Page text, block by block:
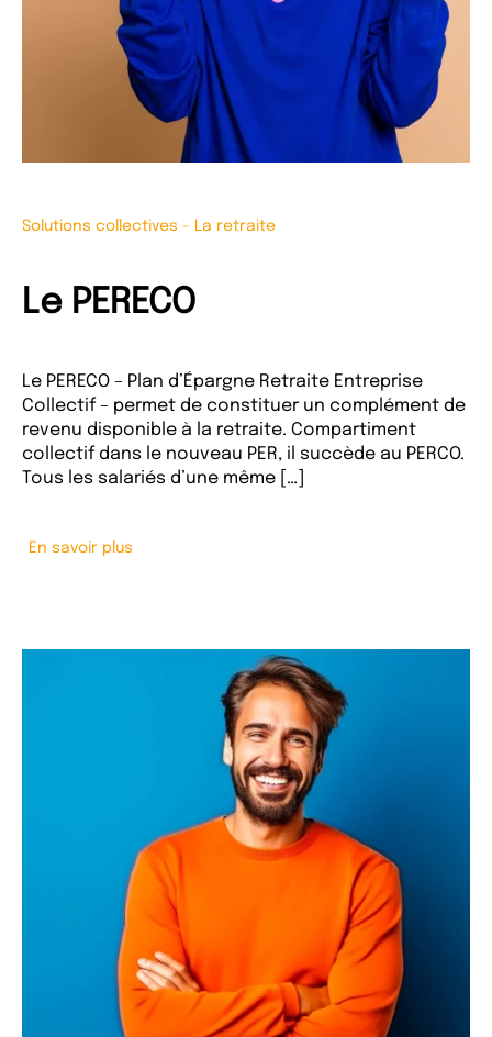
Solutions collectives - La retraite
Le PERECO
Le PERECO – Plan d’Épargne Retraite Entreprise
Collectif – permet de constituer un complément de
revenu disponible à la retraite. Compartiment
collectif dans le nouveau PER, il succède au PERCO.
Tous les salariés d’une même […]
En savoir plus